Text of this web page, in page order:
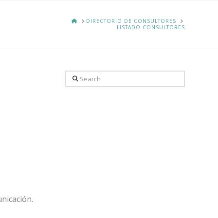
HOMEDIRECTORIO DE CONSULTORES
LISTADO CONSULTORES
Search